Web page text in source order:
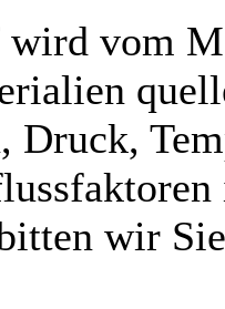
vom
Druck,
wir